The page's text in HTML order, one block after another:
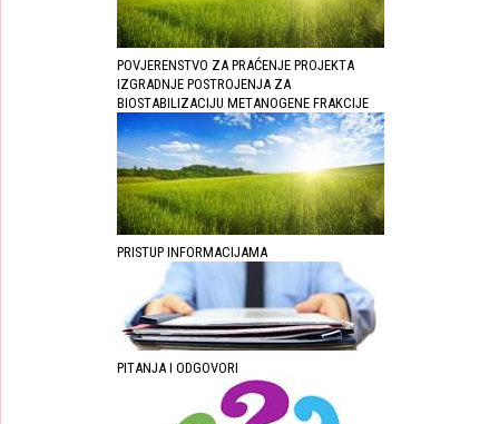
POVJERENSTVO ZA PRAĆENJE PROJEKTA
IZGRADNJE POSTROJENJA ZA
BIOSTABILIZACIJU METANOGENE FRAKCIJE
PRISTUP INFORMACIJAMA
PITANJA I ODGOVORI